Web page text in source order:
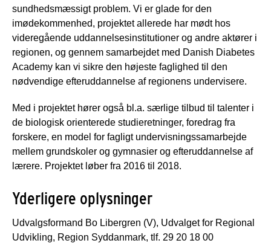
sundhedsmæssigt problem. Vi er glade for den
imødekommenhed, projektet allerede har mødt hos
videregående uddannelses­institutioner og andre aktører i
regionen, og gennem samarbejdet med Danish Diabetes
Academy kan vi sikre den højeste faglighed til den
nødvendige efteruddannelse af regionens undervisere.
Med i projektet hører også bl.a. særlige tilbud til talenter i
de biologisk orienterede studieretninger, foredrag fra
forskere, en model for fagligt undervisningssamarbejde
mellem grundskoler og gymnasier og efteruddannelse af
lærere. Projektet løber fra 2016 til 2018.
Yderligere oplysninger
Udvalgsformand Bo Libergren (V), Udvalget for Regional
Udvikling, Region Syddanmark, tlf. 29 20 18 00